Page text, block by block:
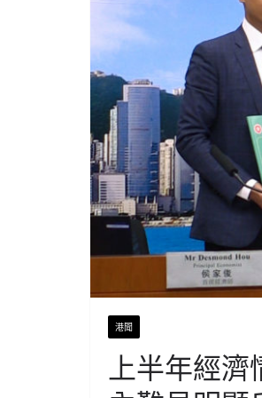
港聞
上半年經濟